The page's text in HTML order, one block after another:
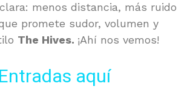
menos distancia, más ruido
promete sudor, volumen y
The Hives. ¡Ahí nos vemos!
Entradas aquí